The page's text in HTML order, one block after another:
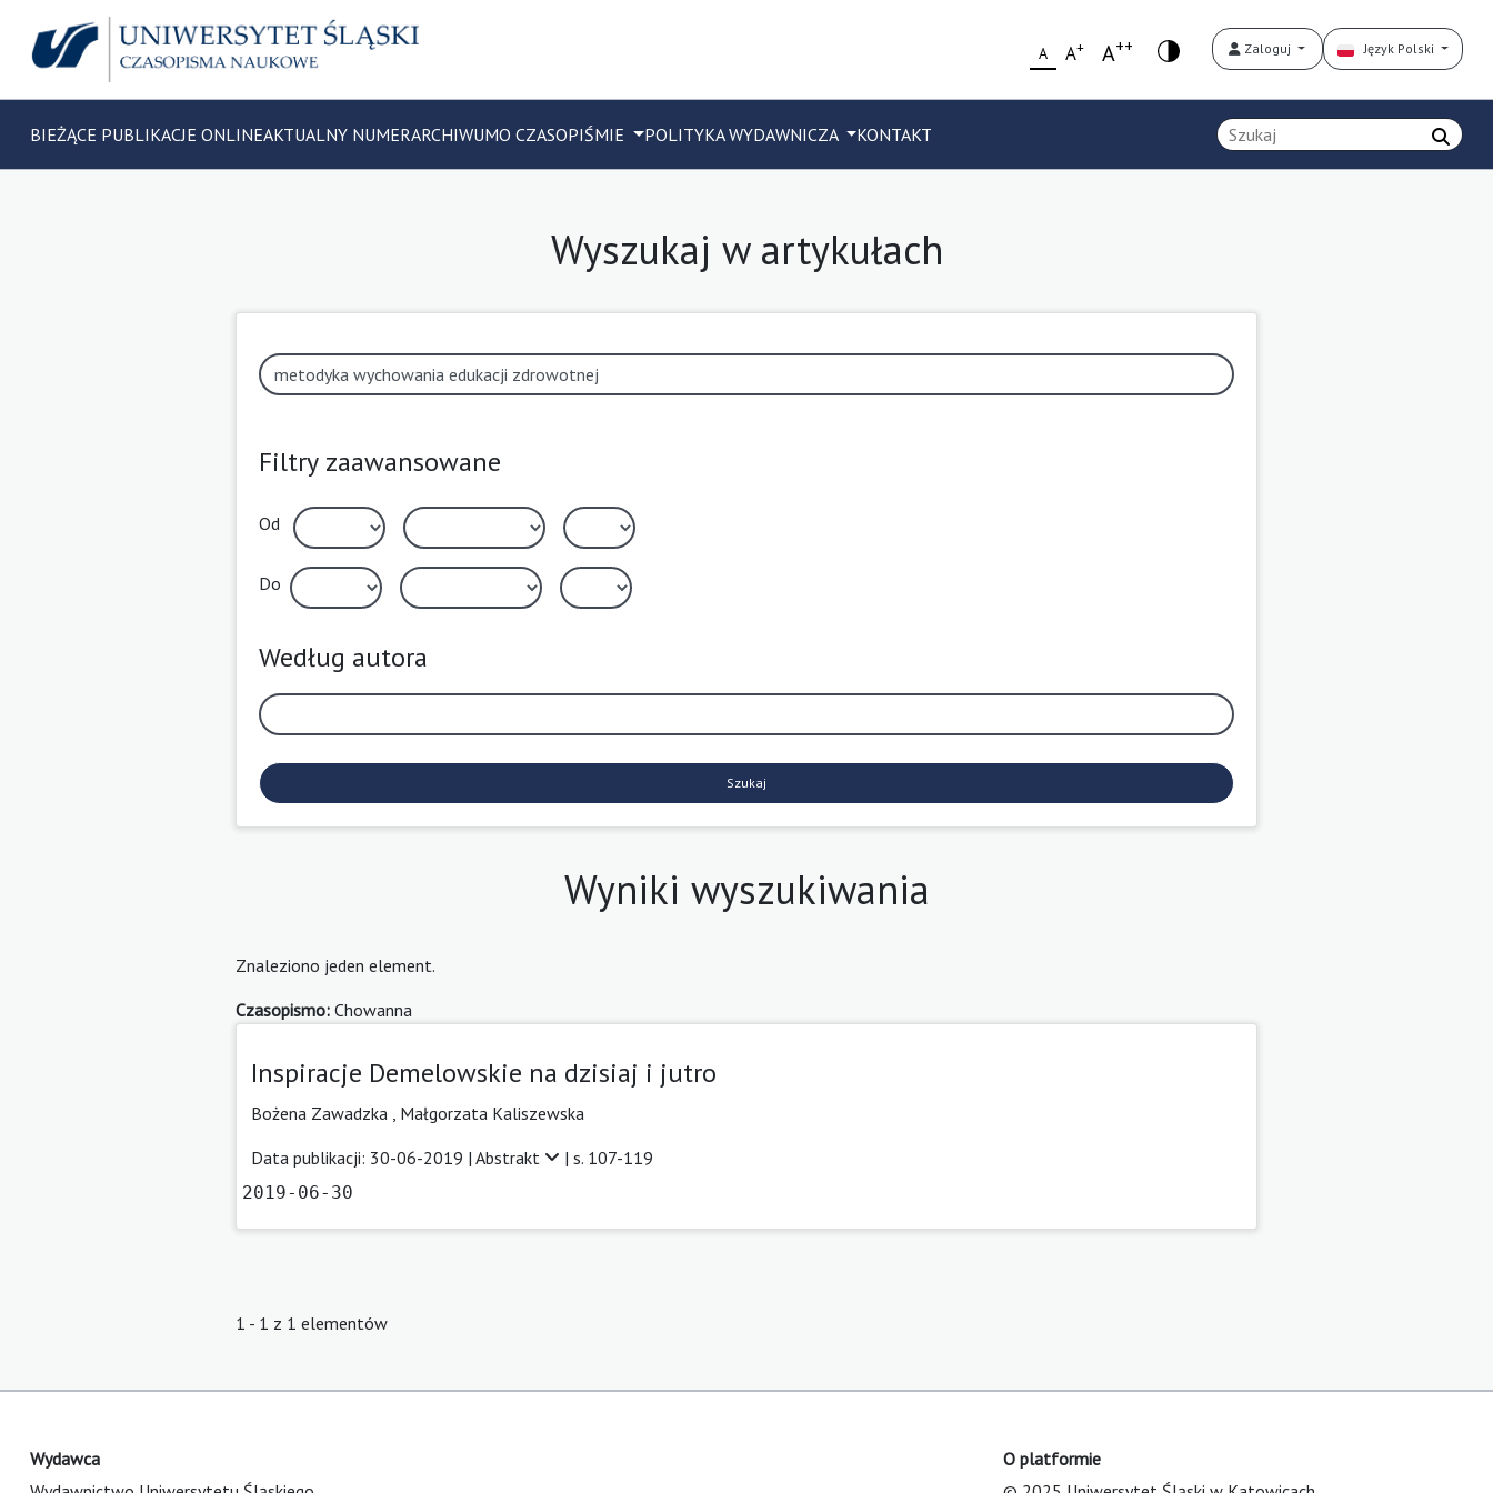
A A+ A++ Zaloguj Język Polski
BIEŻĄCE PUBLIKACJE ONLINEAKTUALNY NUMERARCHIWUMO CZASOPIŚMIE POLITYKA WYDAWNICZA KONTAKT
Wyszukaj w artykułach
Filtry zaawansowane
Od
Do
Według autora
Szukaj
Wyniki wyszukiwania
Znaleziono jeden element.
Czasopismo: Chowanna
Inspiracje Demelowskie na dzisiaj i jutro
Bożena Zawadzka
Małgorzata Kaliszewska
Data publikacji: 30-06-2019 | Abstrakt | s. 107-119
2019-06-30
1 - 1 z 1 elementów
Wydawca
O platformie